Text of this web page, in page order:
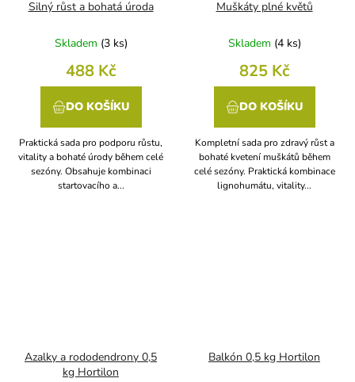
Silný růst a bohatá úroda
Skladem (3 ks)
488 Kč
DO KOŠÍKU
Praktická sada pro podporu růstu,
vitality a bohaté úrody během celé
sezóny. Obsahuje kombinaci
startovacího a...
Muškáty plné květů
Skladem (4 ks)
825 Kč
DO KOŠÍKU
Kompletní sada pro zdravý růst a
bohaté kvetení muškátů během
celé sezóny. Praktická kombinace
lignohumátu, vitality...
Azalky a rododendrony 0,5
kg Hortilon
Balkón 0,5 kg Hortilon